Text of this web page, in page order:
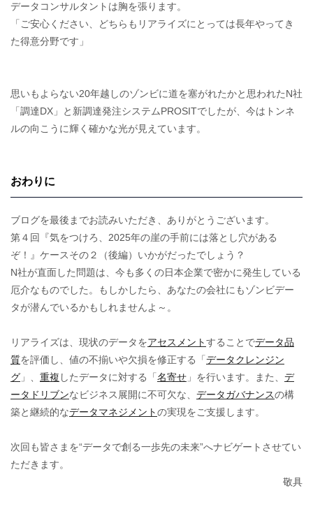
データコンサルタントは胸を張ります。
「ご安心ください、どちらもリアライズにとっては長年やってき
た得意分野です」
思いもよらない20年越しのゾンビに道を塞がれたかと思われたN社
「調達DX」と新調達発注システムPROSITでしたが、今はトンネ
ルの向こうに輝く確かな光が見えています。
おわりに
ブログを最後までお読みいただき、ありがとうございます。
第４回『気をつけろ、2025年の崖の手前には落とし穴がある
ぞ！』ケースその２（後編）いかがだったでしょう？
N社が直面した問題は、今も多くの日本企業で密かに発生している
厄介なものでした。もしかしたら、あなたの会社にもゾンビデー
タが潜んでいるかもしれませんよ～。
リアライズは、現状のデータをアセスメントすることでデータ品
質を評価し、値の不揃いや欠損を修正する「 データクレンジン
グ 」、 重複 したデータに対する「 名寄せ 」を行います。また、 デ
ータドリブンなビジネス展開に不可欠な、 データガバナンスの構
築と継続的なデータマネジメントの実現をご支援します。
次回も皆さまを“データで創る一歩先の未来”へナビゲートさせてい
ただきます。
敬具